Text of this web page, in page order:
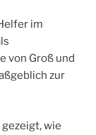
im
von Groß und
zur
wie